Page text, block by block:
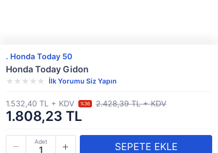
. Honda Today 50
Honda Today Gidon
İlk Yorumu Siz Yapın
1.808,23 TL
1.532,40 TL + KDV %36 2.428,39 TL + KDV
Adet